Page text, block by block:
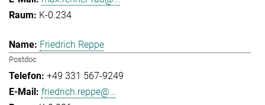
K-0.234
Friedrich Reppe
Postdoc
+49 331 567-9249
friedrich.reppe@...